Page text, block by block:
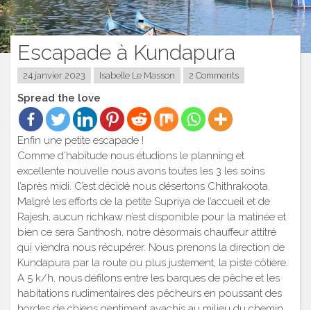
Escapade à Kundapura
24 janvier 2023 Isabelle Le Masson 2 Comments
Spread the love
Enfin une petite escapade !
Comme d’habitude nous étudions le planning et
excellente nouvelle nous avons toutes les 3 les soins
l’après midi. C’est décidé nous désertons Chithrakoota.
Malgré les efforts de la petite Supriya de l’accueil et de
Rajesh, aucun richkaw n’est disponible pour la matinée et
bien ce sera Santhosh, notre désormais chauffeur attitré
qui viendra nous récupérer. Nous prenons la direction de
Kundapura par la route ou plus justement, la piste côtière.
A 5 k/h, nous défilons entre les barques de pêche et les
habitations rudimentaires des pêcheurs en poussant des